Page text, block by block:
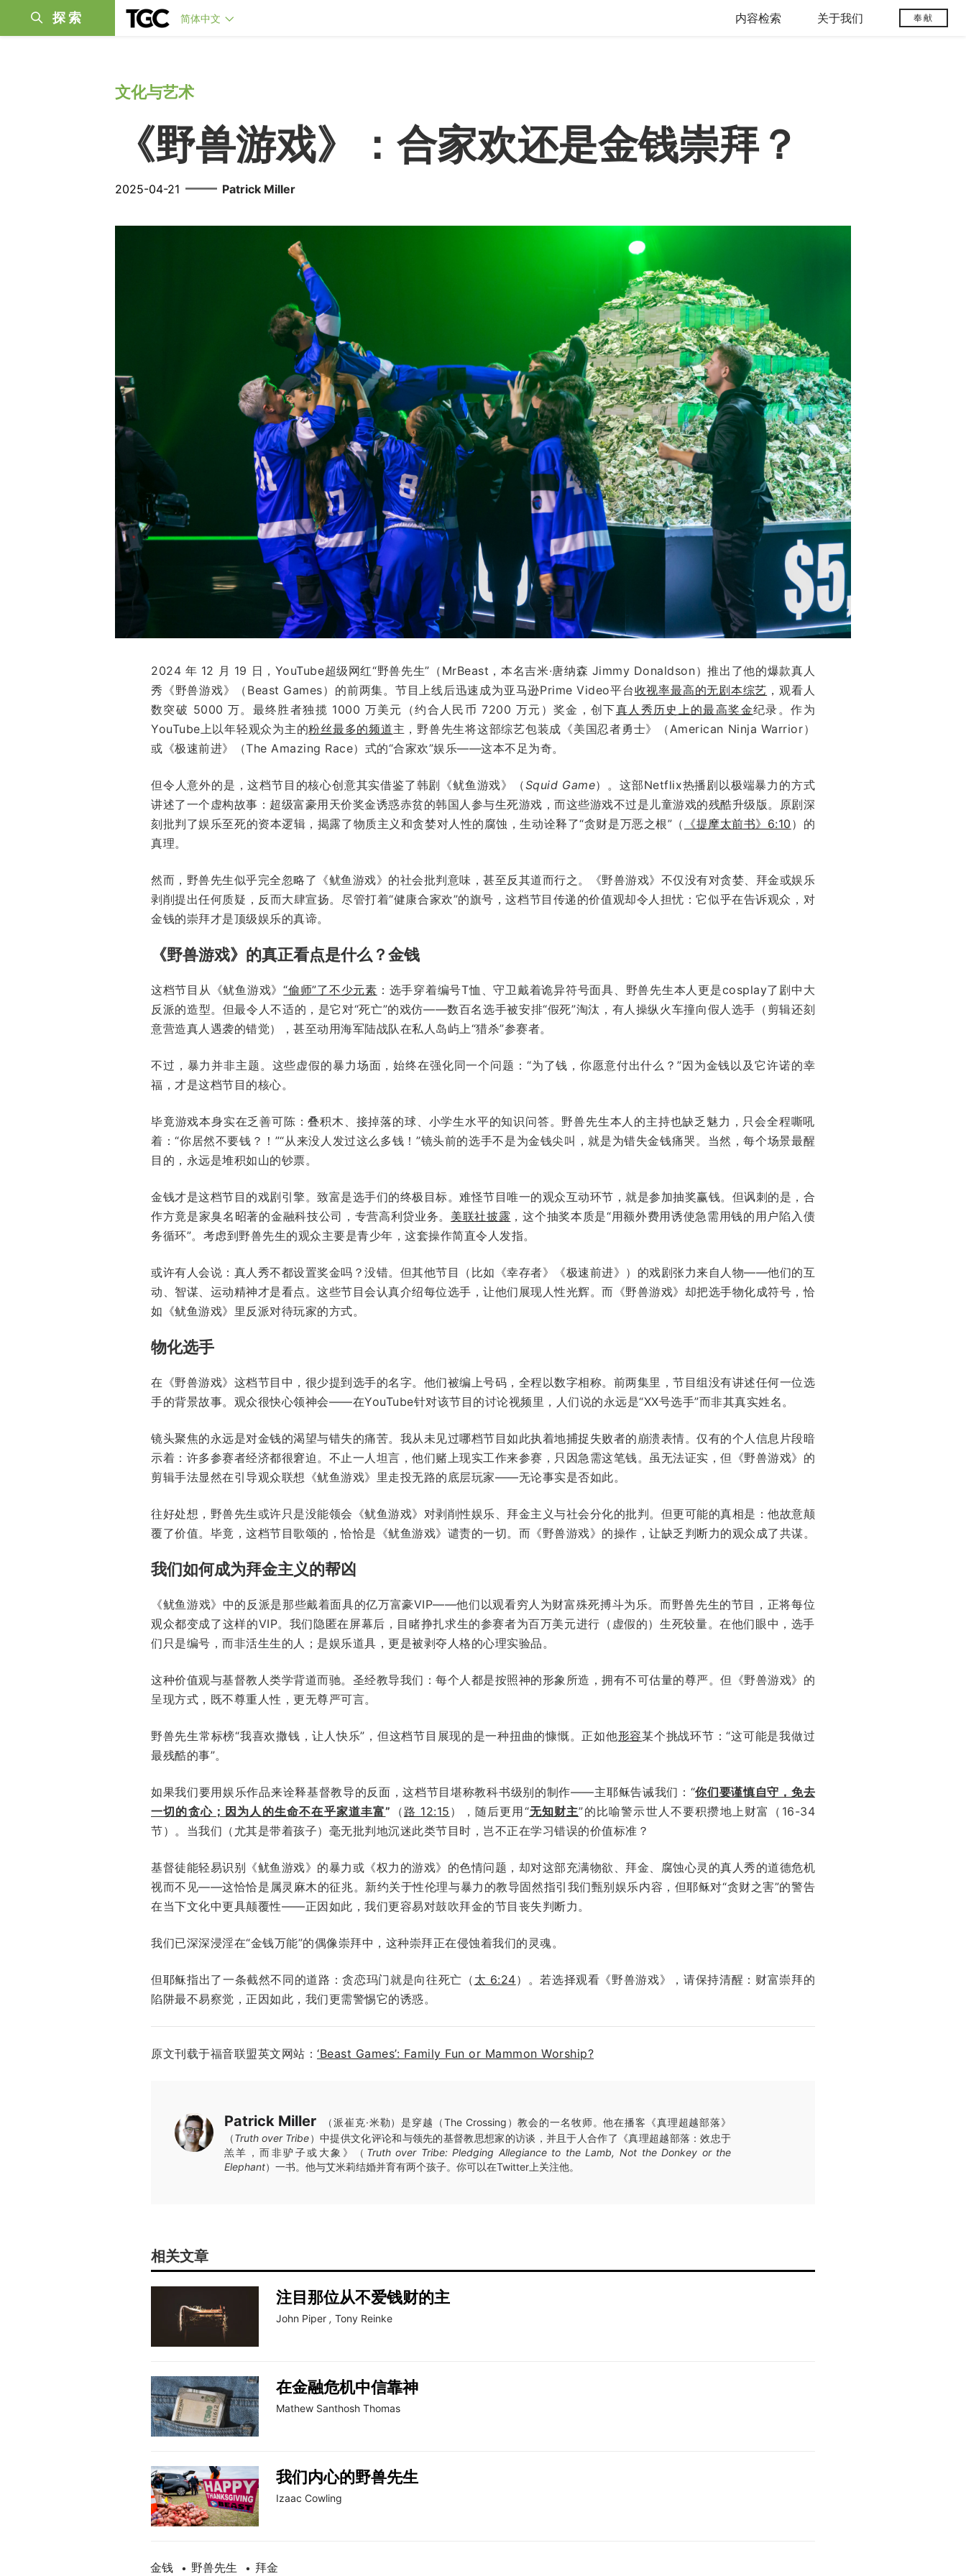
探索 简体中文 内容检索 关于我们 奉献
文化与艺术
《野兽游戏》：合家欢还是金钱崇拜？
2025-04-21 —— Patrick Miller
2024 年 12 月 19 日，YouTube超级网红“野兽先生”（MrBeast，本名吉米·唐纳森 Jimmy Donaldson）推出了他的爆款真人
秀《野兽游戏》（Beast Games）的前两集。节目上线后迅速成为亚马逊Prime Video平台收视率最高的无剧本综艺 ，观看人
数突破 5000 万。最终胜者独揽 1000 万美元（约合人民币 7200 万元）奖金，创下真人秀历史上的最高奖金纪录。作为
YouTube上以年轻观众为主的粉丝最多的频道主，野兽先生将这部综艺包装成《美国忍者勇士》（American Ninja Warrior）
或《极速前进》（The Amazing Race）式的“合家欢”娱乐——这本不足为奇。
但令人意外的是，这档节目的核心创意其实借鉴了韩剧《鱿鱼游戏》（Squid Game）。这部Netflix热播剧以极端暴力的方式
讲述了一个虚构故事：超级富豪用天价奖金诱惑赤贫的韩国人参与生死游戏，而这些游戏不过是儿童游戏的残酷升级版。原剧深
刻批判了娱乐至死的资本逻辑，揭露了物质主义和贪婪对人性的腐蚀，生动诠释了“贪财是万恶之根”（ 《提摩太前书》6:10 ）的
真理。
然而，野兽先生似乎完全忽略了《鱿鱼游戏》的社会批判意味，甚至反其道而行之。《野兽游戏》不仅没有对贪婪、拜金或娱乐
剥削提出任何质疑，反而大肆宣扬。尽管打着“健康合家欢”的旗号，这档节目传递的价值观却令人担忧：它似乎在告诉观众，对
金钱的崇拜才是顶级娱乐的真谛。
《野兽游戏》的真正看点是什么？金钱
这档节目从《鱿鱼游戏》“偷师”了不少元素 ：选手穿着编号T恤、守卫戴着诡异符号面具、野兽先生本人更是cosplay了剧中大
反派的造型。但最令人不适的，是它对“死亡”的戏仿——数百名选手被安排“假死”淘汰，有人操纵火车撞向假人选手（剪辑还刻
意营造真人遇袭的错觉），甚至动用海军陆战队在私人岛屿上“猎杀”参赛者。
不过，暴力并非主题。这些虚假的暴力场面，始终在强化同一个问题：“为了钱，你愿意付出什么？”因为金钱以及它许诺的幸
福，才是这档节目的核心。
毕竟游戏本身实在乏善可陈：叠积木、接掉落的球、小学生水平的知识问答。野兽先生本人的主持也缺乏魅力，只会全程嘶吼
着：“你居然不要钱？！”“从来没人发过这么多钱！”镜头前的选手不是为金钱尖叫，就是为错失金钱痛哭。当然，每个场景最醒
目的，永远是堆积如山的钞票。
金钱才是这档节目的戏剧引擎。致富是选手们的终极目标。难怪节目唯一的观众互动环节，就是参加抽奖赢钱。但讽刺的是，合
作方竟是家臭名昭著的金融科技公司，专营高利贷业务。 美联社披露 ，这个抽奖本质是“用额外费用诱使急需用钱的用户陷入债
务循环”。考虑到野兽先生的观众主要是青少年，这套操作简直令人发指。
或许有人会说：真人秀不都设置奖金吗？没错。但其他节目（比如《幸存者》《极速前进》）的戏剧张力来自人物——他们的互
动、智谋、运动精神才是看点。这些节目会认真介绍每位选手，让他们展现人性光辉。而《野兽游戏》却把选手物化成符号，恰
如《鱿鱼游戏》里反派对待玩家的方式。
物化选手
在《野兽游戏》这档节目中，很少提到选手的名字。他们被编上号码，全程以数字相称。前两集里，节目组没有讲述任何一位选
手的背景故事。观众很快心领神会——在YouTube针对该节目的讨论视频里，人们说的永远是“XX号选手”而非其真实姓名。
镜头聚焦的永远是对金钱的渴望与错失的痛苦。我从未见过哪档节目如此执着地捕捉失败者的崩溃表情。仅有的个人信息片段暗
示着：许多参赛者经济都很窘迫。不止一人坦言，他们赌上现实工作来参赛，只因急需这笔钱。虽无法证实，但《野兽游戏》的
剪辑手法显然在引导观众联想《鱿鱼游戏》里走投无路的底层玩家——无论事实是否如此。
往好处想，野兽先生或许只是没能领会《鱿鱼游戏》对剥削性娱乐、拜金主义与社会分化的批判。但更可能的真相是：他故意颠
覆了价值。毕竟，这档节目歌颂的，恰恰是《鱿鱼游戏》谴责的一切。而《野兽游戏》的操作，让缺乏判断力的观众成了共谋。
我们如何成为拜金主义的帮凶
《鱿鱼游戏》中的反派是那些戴着面具的亿万富豪VIP——他们以观看穷人为财富殊死搏斗为乐。而野兽先生的节目，正将每位
观众都变成了这样的VIP。我们隐匿在屏幕后，目睹挣扎求生的参赛者为百万美元进行（虚假的）生死较量。在他们眼中，选手
们只是编号，而非活生生的人；是娱乐道具，更是被剥夺人格的心理实验品。
这种价值观与基督教人类学背道而驰。圣经教导我们：每个人都是按照神的形象所造，拥有不可估量的尊严。但《野兽游戏》的
呈现方式，既不尊重人性，更无尊严可言。
野兽先生常标榜“我喜欢撒钱，让人快乐”，但这档节目展现的是一种扭曲的慷慨。正如他形容某个挑战环节：“这可能是我做过
最残酷的事”。
如果我们要用娱乐作品来诠释基督教导的反面，这档节目堪称教科书级别的制作——主耶稣告诫我们：“你们要谨慎自守，免去
一切的贪心；因为人的生命不在乎家道丰富” （ 路 12:15 ），随后更用“无知财主”的比喻警示世人不要积攒地上财富（16-34
节）。当我们（尤其是带着孩子）毫无批判地沉迷此类节目时，岂不正在学习错误的价值标准？
基督徒能轻易识别《鱿鱼游戏》的暴力或《权力的游戏》的色情问题，却对这部充满物欲、拜金、腐蚀心灵的真人秀的道德危机
视而不见——这恰恰是属灵麻木的征兆。新约关于性伦理与暴力的教导固然指引我们甄别娱乐内容，但耶稣对“贪财之害”的警告
在当下文化中更具颠覆性——正因如此，我们更容易对鼓吹拜金的节目丧失判断力。
我们已深深浸淫在“金钱万能”的偶像崇拜中，这种崇拜正在侵蚀着我们的灵魂。
但耶稣指出了一条截然不同的道路：贪恋玛门就是向往死亡（ 太 6:24）。若选择观看《野兽游戏》，请保持清醒：财富崇拜的
陷阱最不易察觉，正因如此，我们更需警惕它的诱惑。
原文刊载于福音联盟英文网站： ‘Beast Games’: Family Fun or Mammon Worship?
Patrick Miller
（派崔克·米勒）是穿越（The Crossing）教会的一名牧师。他在播客《真理超越部落》
（Truth over Tribe）中提供文化评论和与领先的基督教思想家的访谈，并且于人合作了《真理超越部落：效忠于
羔羊，而非驴子或大象》（ Truth over Tribe: Pledging Allegiance to the Lamb, Not the Donkey or the
Elephant）一书。他与艾米莉结婚并育有两个孩子。你可以在Twitter上关注他。
相关文章
注目那位从不爱钱财的主
John Piper , Tony Reinke
在金融危机中信靠神
Mathew Santhosh Thomas
我们内心的野兽先生
Izaac Cowling
金钱 • 野兽先生 • 拜金